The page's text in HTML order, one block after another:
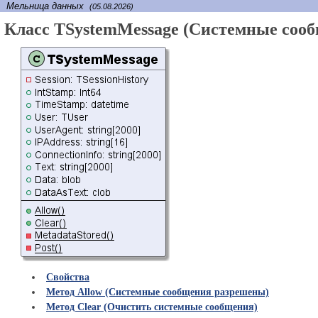
Мельница данных (05.08.2026)
Класс TSystemMessage (Системные
Свойства
Метод Allow (Системные сообщения разрешены)
Метод Clear (Очистить системные сообщения)